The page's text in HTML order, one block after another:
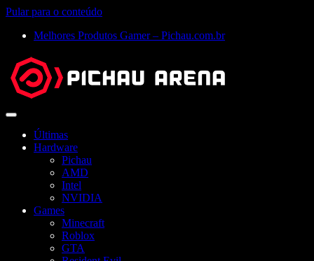
Pular para o conteúdo
Melhores Produtos Gamer – Pichau.com.br
Abrir
Últimas
Hardware
Pichau
AMD
Intel
NVIDIA
Games
Minecraft
Roblox
GTA